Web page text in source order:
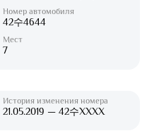
Номер автомобиля
42수4644
Мест
7
История изменения номера
21.05.2019 — 42수XXXX